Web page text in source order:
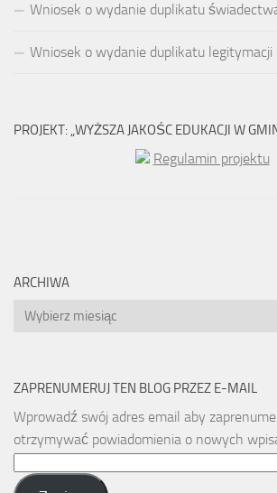
Wniosek o wydanie duplikatu
Wniosek o wydanie duplikatu legitymacji
PROJEKT: „WYŻSZA JAKOŚC EDUKACJI W
Regulamin projektu
ARCHIWA
Archiwa
ZAPRENUMERUJ TEN BLOG PRZEZ E-MAIL
Wprowadź swój adres email aby
otrzymywać powiadomienia o nowych
Address: